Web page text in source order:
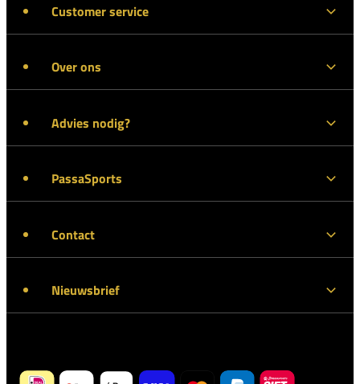
Customer service
Over ons
Advies nodig?
PassaSports
Contact
Nieuwsbrief